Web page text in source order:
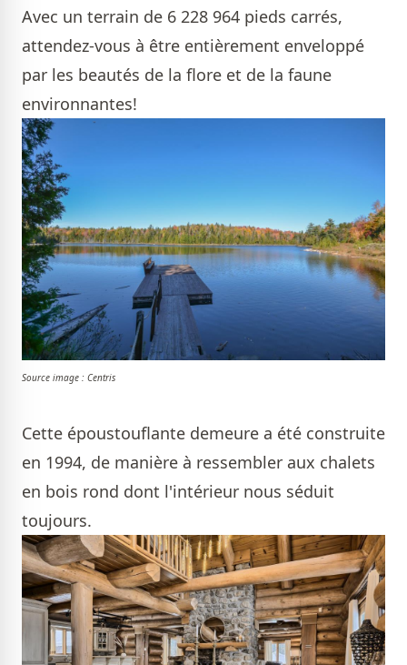
Avec un terrain de 6 228 964 pieds carrés,
attendez-vous à être entièrement enveloppé
par les beautés de la flore et de la faune
environnantes!
Source image : Centris
Cette époustouflante demeure a été construite
en 1994, de manière à ressembler aux chalets
en bois rond dont l'intérieur nous séduit
toujours.